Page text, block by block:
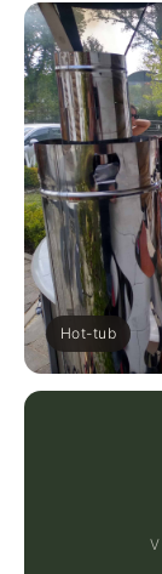
Hot-tub